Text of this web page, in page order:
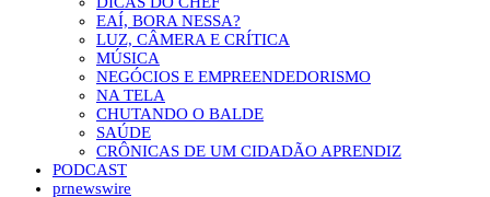
EAÍ, BORA NESSA?
LUZ, CÂMERA E CRÍTICA
MÚSICA
NEGÓCIOS E EMPREENDEDORISMO
NA TELA
CHUTANDO O BALDE
SAÚDE
CRÔNICAS DE UM CIDADÃO APRENDIZ
PODCAST
prnewswire